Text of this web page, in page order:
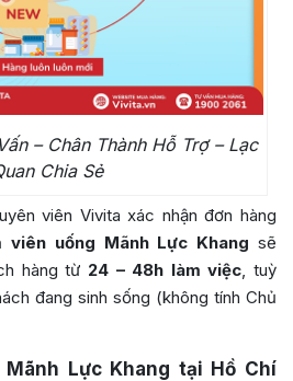
– Chân Thành Hỗ Trợ – Lạc
Chia Sẻ
viên Vivita xác nhận đơn hàng
viên uống Mãnh Lực Khang sẽ
hàng từ 24 – 48h làm việc , tuỳ
đang sinh sống (không tính Chủ
Lực Khang tại Hồ Chí